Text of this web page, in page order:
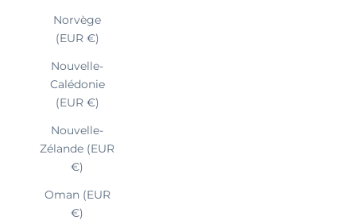
Norvège
(EUR €)
Nouvelle-
Calédonie
(EUR €)
Nouvelle-
Zélande (EUR
€)
Oman (EUR
€)